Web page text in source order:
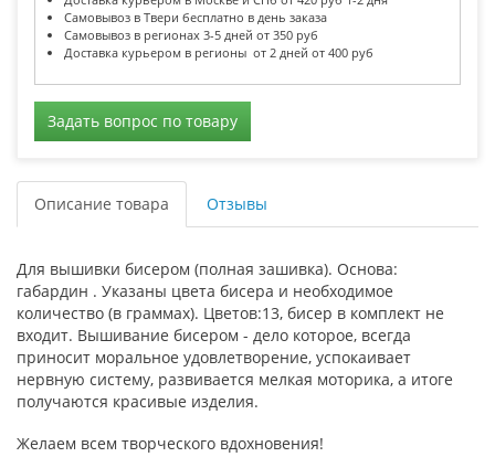
Самовывоз в Твери бесплатно в день заказа
Самовывоз в регионах 3-5 дней от 350 руб
Доставка курьером в регионы от 2 дней от 400 руб
Задать вопрос по товару
Описание товара Отзывы
Для вышивки бисером (полная зашивка). Основа:
габардин . Указаны цвета бисера и необходимое
количество (в граммах). Цветов:13, бисер в комплект не
входит. Вышивание бисером - дело которое, всегда
приносит моральное удовлетворение, успокаивает
нервную систему, развивается мелкая моторика, а итоге
получаются красивые изделия.
Желаем всем творческого вдохновения!